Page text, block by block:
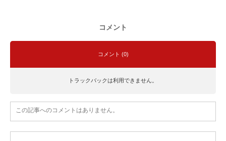
コメント
コメント (0)
トラックバックは利用できません。
この記事へのコメントはありません。